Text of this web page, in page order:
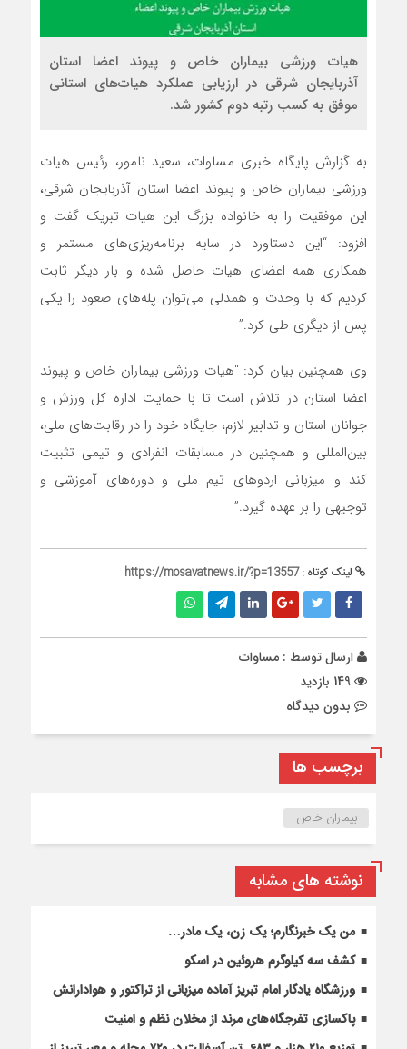
هیات ورزشی بیماران خاص و پیوند اعضا استان
آذربایجان شرقی در ارزیابی عملکرد هیات‌های استانی
موفق به کسب رتبه دوم کشور شد.
به گزارش پایگاه خبری مساوات، سعید نامور، رئیس هیات
ورزشی بیماران خاص و پیوند اعضا استان آذربایجان شرقی،
این موفقیت را به خانواده بزرگ این هیات تبریک گفت و
افزود: “این دستاورد در سایه برنامه‌ریزی‌های مستمر و
همکاری همه اعضای هیات حاصل شده و بار دیگر ثابت
کردیم که با وحدت و همدلی می‌توان پله‌های صعود را یکی
پس از دیگری طی کرد.”
وی همچنین بیان کرد: “هیات ورزشی بیماران خاص و پیوند
اعضا استان در تلاش است تا با حمایت اداره کل ورزش و
جوانان استان و تدابیر لازم، جایگاه خود را در رقابت‌های ملی،
بین‌المللی و همچنین در مسابقات انفرادی و تیمی تثبیت
کند و میزبانی اردوهای تیم ملی و دوره‌های آموزشی و
توجیهی را بر عهده گیرد.”
لینک کوتاه :https://mosavatnews.ir/?p=13557
ارسال توسط : مساوات
بدون دیدگاه
برچسب ها
بیماران خاص
نوشته های مشابه
من یک خبرنگارم؛ یک زن، یک مادر…
کشف سه کیلوگرم هروئین در اسکو
ورزشگاه یادگار امام تبریز آماده میزبانی از تراکتور و هوادارانش
پاکسازی تفرجگاه‌های مرند از مخلان نظم و امنیت